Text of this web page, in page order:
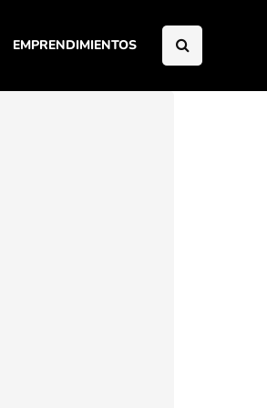
EMPRENDIMIENTOS